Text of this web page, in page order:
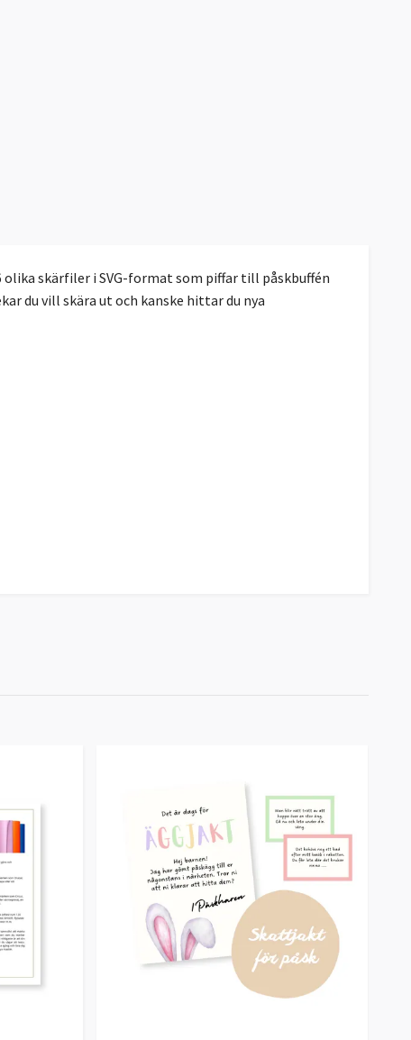
olika skärfiler i SVG-format som piffar till påskbuffén
du vill skära ut och kanske hittar du nya